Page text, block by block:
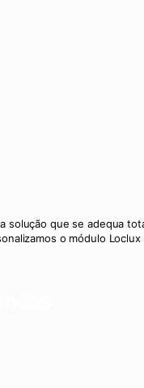
solução que se adequa
o módulo